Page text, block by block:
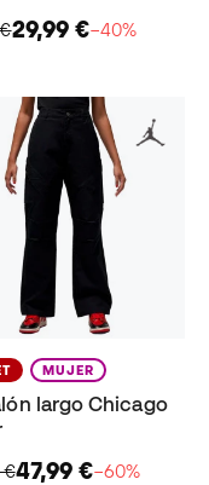
29,99 €−40%
MUJER
largo Chicago
€47,99 €−60%